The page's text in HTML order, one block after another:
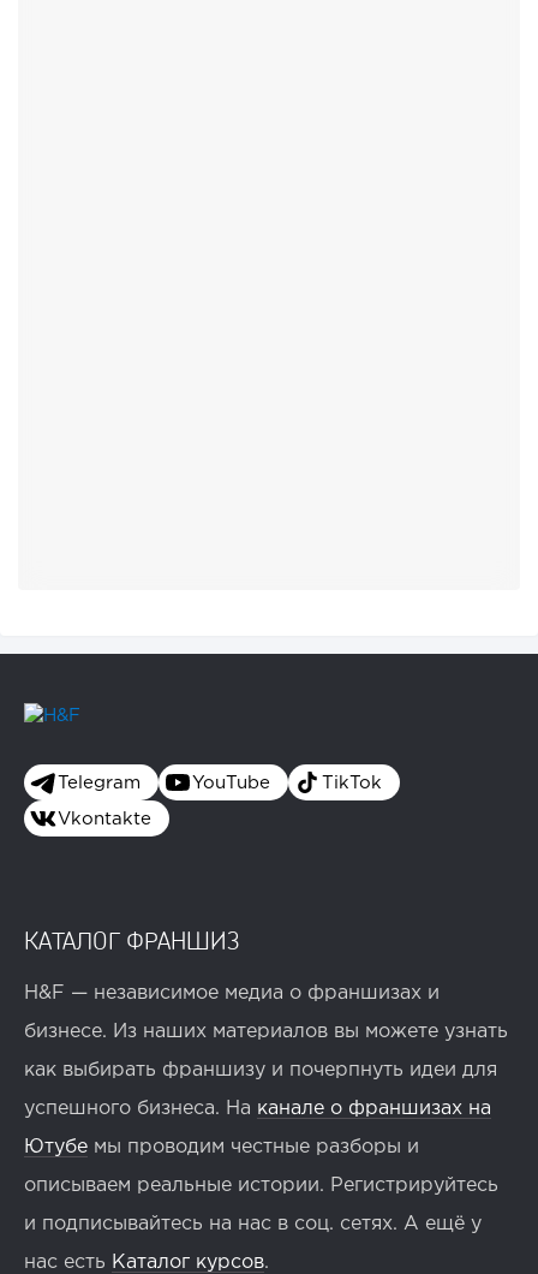
Telegram YouTube TikTok
Vkontakte
КАТАЛОГ ФРАНШИЗ
H&F — независимое медиа о франшизах и
бизнесе. Из наших материалов вы можете узнать
как выбирать франшизу и почерпнуть идеи для
успешного бизнеса. На канале о франшизах на
Ютубе мы проводим честные разборы и
описываем реальные истории. Регистрируйтесь
и подписывайтесь на нас в соц. сетях. А ещё у
нас есть Каталог курсов.